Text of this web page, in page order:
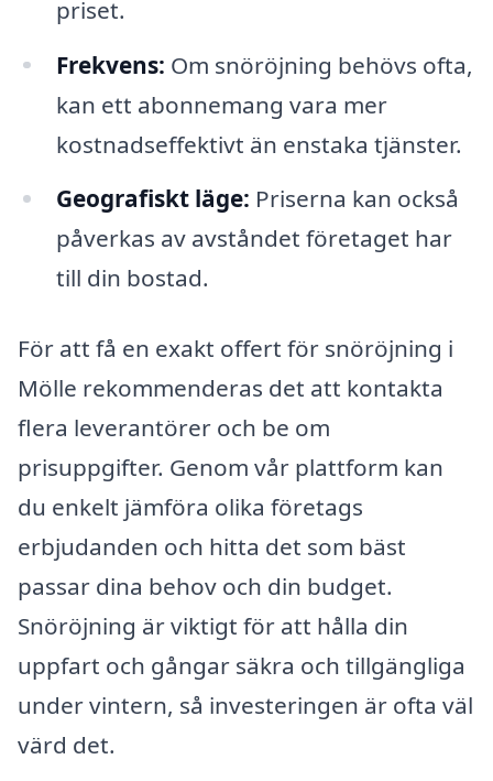
priset.
Frekvens: Om snöröjning behövs ofta,
kan ett abonnemang vara mer
kostnadseffektivt än enstaka tjänster.
Geografiskt läge: Priserna kan också
påverkas av avståndet företaget har
till din bostad.
För att få en exakt offert för snöröjning i
Mölle rekommenderas det att kontakta
flera leverantörer och be om
prisuppgifter. Genom vår plattform kan
du enkelt jämföra olika företags
erbjudanden och hitta det som bäst
passar dina behov och din budget.
Snöröjning är viktigt för att hålla din
uppfart och gångar säkra och tillgängliga
under vintern, så investeringen är ofta väl
värd det.